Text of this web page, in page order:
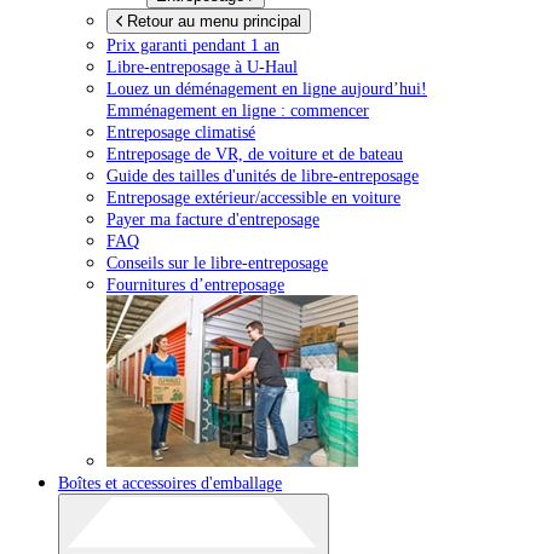
Retour au menu principal
Prix garanti pendant 1 an
Libre-entreposage à U-Haul
Louez un déménagement en ligne aujourd’hui!
Emménagement en ligne : commencer
Entreposage climatisé
Entreposage de VR, de voiture et de bateau
Guide des tailles d'unités de libre-entreposage
Entreposage extérieur/accessible en voiture
Payer ma facture d'entreposage
FAQ
Conseils sur le libre-entreposage
Fournitures d’entreposage
Boîtes et accessoires d'emballage